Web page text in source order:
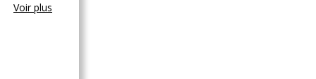
Voir plus